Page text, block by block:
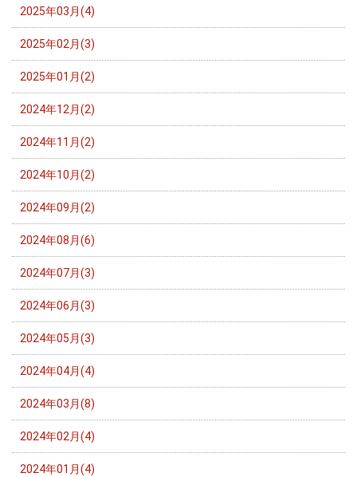
2025年03月(4)
2025年02月(3)
2025年01月(2)
2024年12月(2)
2024年11月(2)
2024年10月(2)
2024年09月(2)
2024年08月(6)
2024年07月(3)
2024年06月(3)
2024年05月(3)
2024年04月(4)
2024年03月(8)
2024年02月(4)
2024年01月(4)